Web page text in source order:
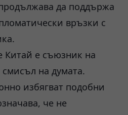
да поддържа
връзки с
Китай е съюзник на
на думата.
избягват подобни
че не